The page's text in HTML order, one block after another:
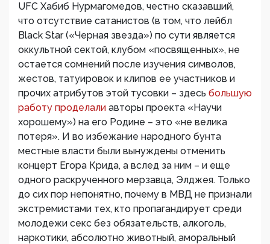
UFC Хабиб Нурмагомедов, честно сказавший,
что отсутствие сатанистов (в том, что лейбл
Black Star («Черная звезда») по сути является
оккультной сектой, клубом «посвященных», не
остается сомнений после изучения символов,
жестов, татуировок и клипов ее участников и
прочих атрибутов этой тусовки – здесь большую
работу проделали авторы проекта «Научи
хорошему») на его Родине – это «не велика
потеря». И во избежание народного бунта
местные власти были вынуждены отменить
концерт Егора Крида, а вслед за ним – и еще
одного раскрученного мерзавца, Элджея. Только
до сих пор непонятно, почему в МВД не признали
экстремистами тех, кто пропагандирует среди
молодежи секс без обязательств, алкоголь,
наркотики, абсолютно животный, аморальный